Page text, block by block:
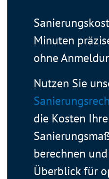
Minuten
ohne
Nutzen Sie
die Kosten
berechnen
Überblick für